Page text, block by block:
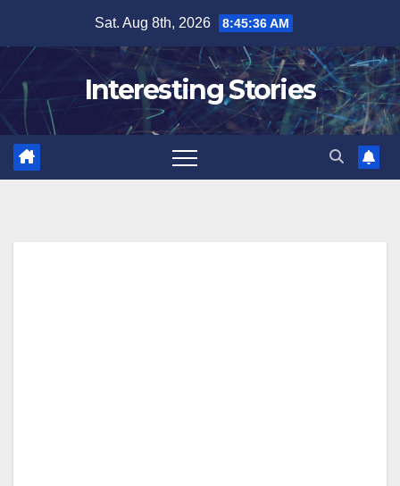
content
Sat. Aug 8th, 2026 8:45:37 AM
Interesting Stories